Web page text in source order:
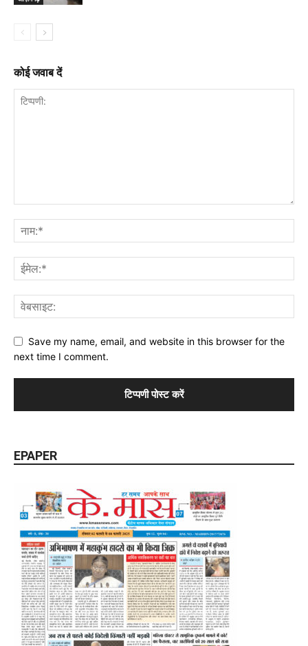
कोई जवाब दें
Save my name, email, and website in this browser for the
next time I comment.
EPAPER